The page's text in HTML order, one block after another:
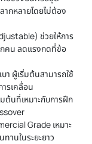
ากหลายโดยไม่ต้อง
ช่วยให้การ
กคน ลดแรงกดที่ข้อ
า ผู้เริ่มต้นสามารถใช้
รเคลื่อน
ต้นที่เหมาะกับการฝึก
Grade เหมาะ
านในระยะยาว